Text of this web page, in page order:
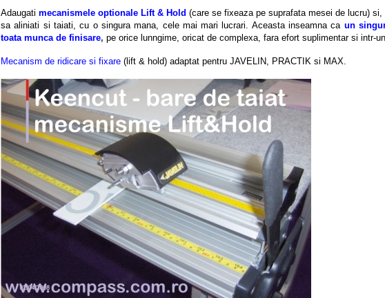
Adaugati mecanismele optionale Lift & Hold (care se fixeaza pe suprafata mesei de lucru)
sa aliniati si taiati, cu o singura mana, cele mai mari lucrari. Aceasta inseamna ca un
toata munca de finisare, pe orice lunngime, oricat de complexa, fara efort suplimentar si intr-
Mecanism de ridicare si fixare (lift & hold) adaptat pentru JAVELIN, PRACTIK si MAX.